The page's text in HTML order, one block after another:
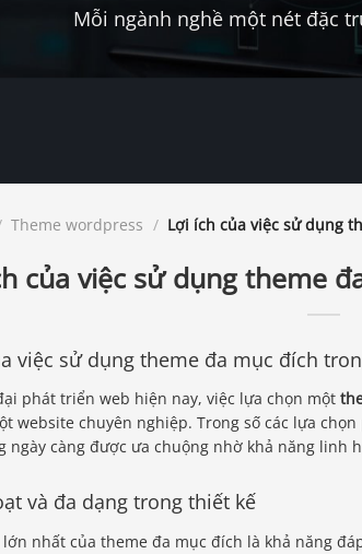
Mỗi ngành nghề một nét đặc
Theme wordpress / Lợi ích của việc sử dụng
của việc sử dụng theme
việc sử dụng theme đa mục đích
phát triển web hiện nay, việc lựa chọn một
website chuyên nghiệp. Trong số các lựa
ngày càng được ưa chuộng nhờ khả năng
và đa dạng trong thiết kế
nhất của theme đa mục đích là khả năng